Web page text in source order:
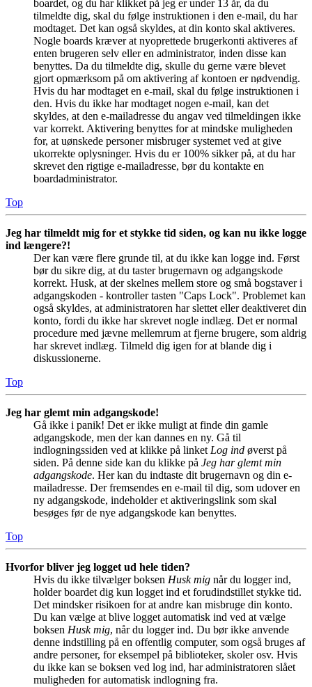
boardet, og du har klikket på jeg er under 13 år, da du
tilmeldte dig, skal du følge instruktionen i den e-mail, du har
modtaget. Det kan også skyldes, at din konto skal aktiveres.
Nogle boards kræver at nyoprettede brugerkonti aktiveres af
enten brugeren selv eller en administrator, inden disse kan
benyttes. Da du tilmeldte dig, skulle du gerne være blevet
gjort opmærksom på om aktivering af kontoen er nødvendig.
Hvis du har modtaget en e-mail, skal du følge instruktionen i
den. Hvis du ikke har modtaget nogen e-mail, kan det
skyldes, at den e-mailadresse du angav ved tilmeldingen ikke
var korrekt. Aktivering benyttes for at mindske muligheden
for, at uønskede personer misbruger systemet ved at give
ukorrekte oplysninger. Hvis du er 100% sikker på, at du har
skrevet den rigtige e-mailadresse, bør du kontakte en
boardadministrator.
Top
Jeg har tilmeldt mig for et stykke tid siden, og kan nu ikke logge
ind længere?!
Der kan være flere grunde til, at du ikke kan logge ind. Først
bør du sikre dig, at du taster brugernavn og adgangskode
korrekt. Husk, at der skelnes mellem store og små bogstaver i
adgangskoden - kontroller tasten "Caps Lock". Problemet kan
også skyldes, at administratoren har slettet eller deaktiveret din
konto, fordi du ikke har skrevet nogle indlæg. Det er normal
procedure med jævne mellemrum at fjerne brugere, som aldrig
har skrevet indlæg. Tilmeld dig igen for at blande dig i
diskussionerne.
Top
Jeg har glemt min adgangskode!
Gå ikke i panik! Det er ikke muligt at finde din gamle
adgangskode, men der kan dannes en ny. Gå til
indlogningssiden ved at klikke på linket Log ind øverst på
siden. På denne side kan du klikke på Jeg har glemt min
adgangskode. Her kan du indtaste dit brugernavn og din e-
mailadresse. Der fremsendes en e-mail til dig, som udover en
ny adgangskode, indeholder et aktiveringslink som skal
besøges før de nye adgangskode kan benyttes.
Top
Hvorfor bliver jeg logget ud hele tiden?
Hvis du ikke tilvælger boksen Husk mig når du logger ind,
holder boardet dig kun logget ind et forudindstillet stykke tid.
Det mindsker risikoen for at andre kan misbruge din konto.
Du kan vælge at blive logget automatisk ind ved at vælge
boksen Husk mig, når du logger ind. Du bør ikke anvende
denne indstilling på en offentlig computer, som også bruges af
andre personer, for eksempel på biblioteker, skoler osv. Hvis
du ikke kan se boksen ved log ind, har administratoren slået
muligheden for automatisk indlogning fra.